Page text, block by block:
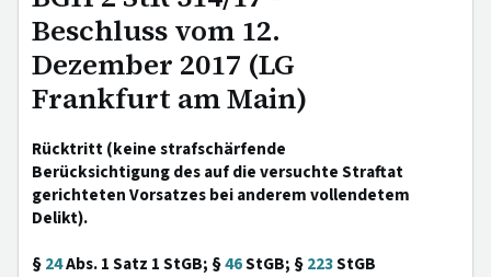
Beschluss vom 12.
Dezember 2017 (LG
Frankfurt am Main)
Rücktritt (keine strafschärfende
Berücksichtigung des auf die versuchte Straftat
gerichteten Vorsatzes bei anderem vollendetem
Delikt).
§24Abs. 1 Satz 1 StGB; §46StGB; §223StGB